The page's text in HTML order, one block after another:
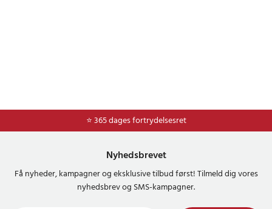
⭐ 365 dages fortrydelsesret
⭐ Nem og sikker betaling med mobilepay og dankort
Nyhedsbrevet
Få nyheder, kampagner og eksklusive tilbud først! Tilmeld dig vores
nyhedsbrev og SMS-kampagner.